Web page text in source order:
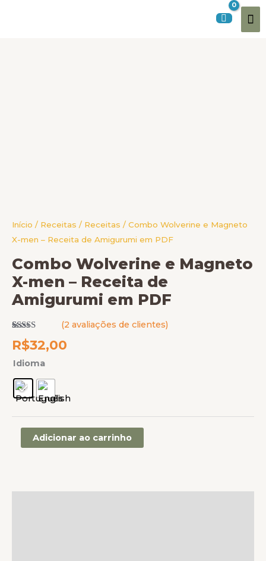
Início / Receitas / Receitas / Combo Wolverine e Magneto
X-men – Receita de Amigurumi em PDF
Combo Wolverine e Magneto
X-men – Receita de
Amigurumi em PDF
Avaliado
como5.00
de 5, com
baseado em
de clientes
(2 avaliações de clientes)
R$32,00
Idioma
PDF
quantidade
Adicionar ao carrinho